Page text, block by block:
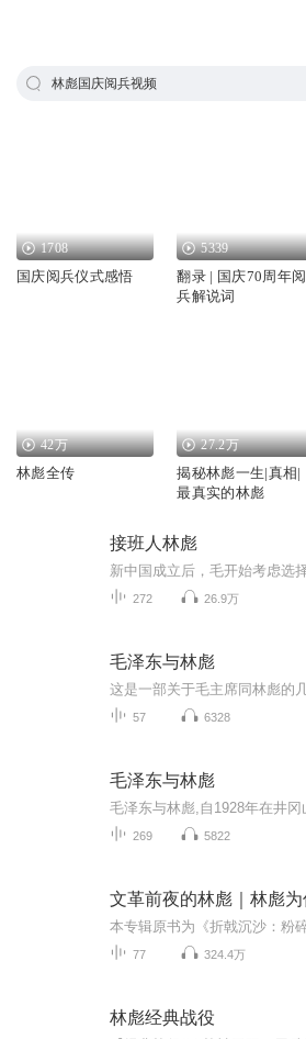
林彪国庆阅兵视频
1708
国庆阅兵仪式感悟
5339
翻录 | 国庆70周年阅
兵解说词
42万
林彪全传
27.2万
揭秘林彪一生|真相|
最真实的林彪
接班人林彪
272 26.9万
毛泽东与林彪
57 6328
毛泽东与林彪
269 5822
77 324.4万
林彪经典战役